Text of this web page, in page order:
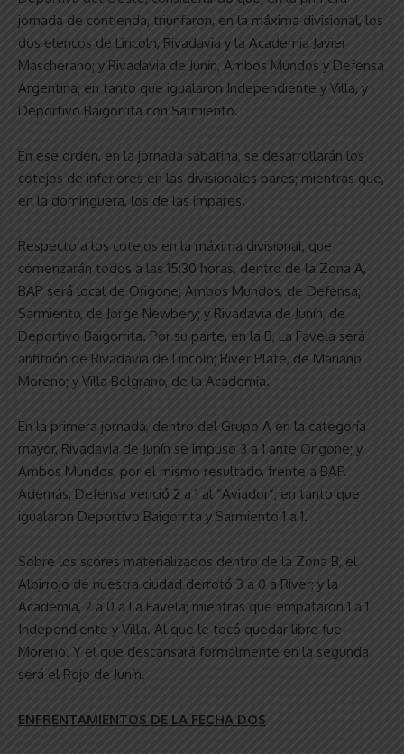
jornada de contienda, triunfaron, en la máxima divisional, los
dos elencos de Lincoln, Rivadavia y la Academia Javier
Mascherano; y Rivadavia de Junín, Ambos Mundos y Defensa
Argentina; en tanto que igualaron Independiente y Villa, y
Deportivo Baigorrita con Sarmiento.
En ese orden, en la jornada sabatina, se desarrollarán los
cotejos de inferiores en las divisionales pares; mientras que,
en la dominguera, los de las impares.
Respecto a los cotejos en la máxima divisional, que
comenzarán todos a las 15:30 horas, dentro de la Zona A,
BAP será local de Origone; Ambos Mundos, de Defensa;
Sarmiento, de Jorge Newbery; y Rivadavia de Junín, de
Deportivo Baigorrita. Por su parte, en la B, La Favela será
anfitrión de Rivadavia de Lincoln; River Plate, de Mariano
Moreno; y Villa Belgrano, de la Academia.
En la primera jornada, dentro del Grupo A en la categoría
mayor, Rivadavia de Junín se impuso 3 a 1 ante Origone; y
Ambos Mundos, por el mismo resultado, frente a BAP.
Además, Defensa venció 2 a 1 al “Aviador”; en tanto que
igualaron Deportivo Baigorrita y Sarmiento 1 a 1.
Sobre los scores materializados dentro de la Zona B, el
Albirrojo de nuestra ciudad derrotó 3 a 0 a River; y la
Academia, 2 a 0 a La Favela; mientras que empataron 1 a 1
Independiente y Villa. Al que le tocó quedar libre fue
Moreno. Y el que descansará formalmente en la segunda
será el Rojo de Junín.
ENFRENTAMIENTOS DE LA FECHA DOS